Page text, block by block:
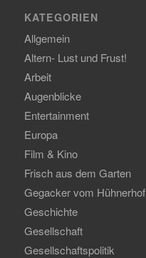
KATEGORIEN
Allgemein
Altern- Lust und Frust!
Arbeit
Augenblicke
Entertainment
Europa
Film & Kino
Frisch aus dem Garten
Gegacker vom Hühnerhof
Geschichte
Gesellschaft
Gesellschaftspolitik